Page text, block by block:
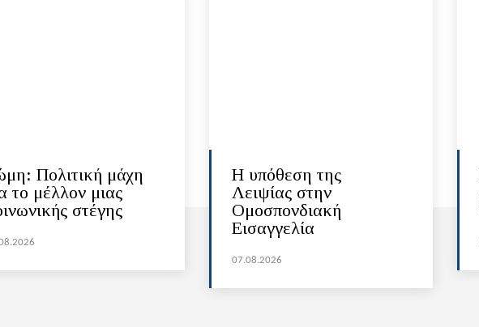
Πολιτική μάχη
το μέλλον μιας
στέγης
Η υπόθεση της
Λειψίας στην
Ομοσπονδιακή
Εισαγγελία
07.08.2026